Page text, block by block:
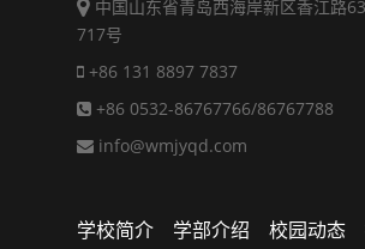
中国山东省青岛西海岸新区香江路
717号
+86 131 8897 7837
+86 0532-86767766/86767788
info@wmjyqd.com
学校简介 学部介绍 校园动态